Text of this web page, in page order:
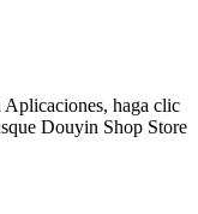
Aplicaciones, haga clic
Douyin Shop Store